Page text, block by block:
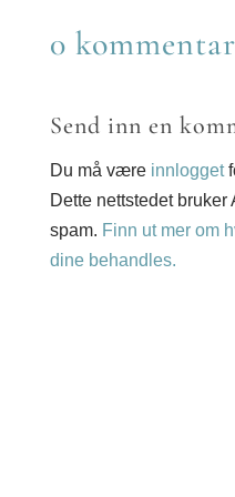
0
Send inn en
Du må være innlogget
Dette nettstedet bruker
spam. Finn ut mer om
dine behandles.